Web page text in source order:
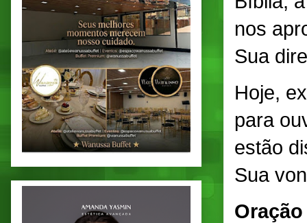
nos
Sua
Hoje,
para
estão
Sua
Oração